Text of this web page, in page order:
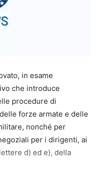
in esame
che introduce
procedure di
forze armate e delle
nonché per
per i dirigenti, ai
d) ed e), della